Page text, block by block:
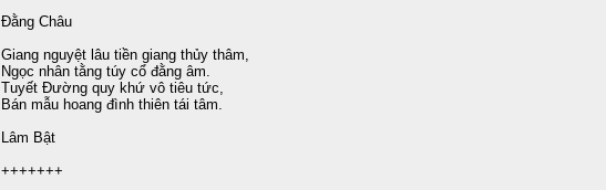
Đằng Châu
Giang nguyệt lâu tiền giang thủy thâm,
Ngọc nhân tằng túy cổ đằng âm.
Tuyết Đường quy khứ vô tiêu tức,
Bán mẫu hoang đình thiên tái tâm.
Lâm Bật
+++++++